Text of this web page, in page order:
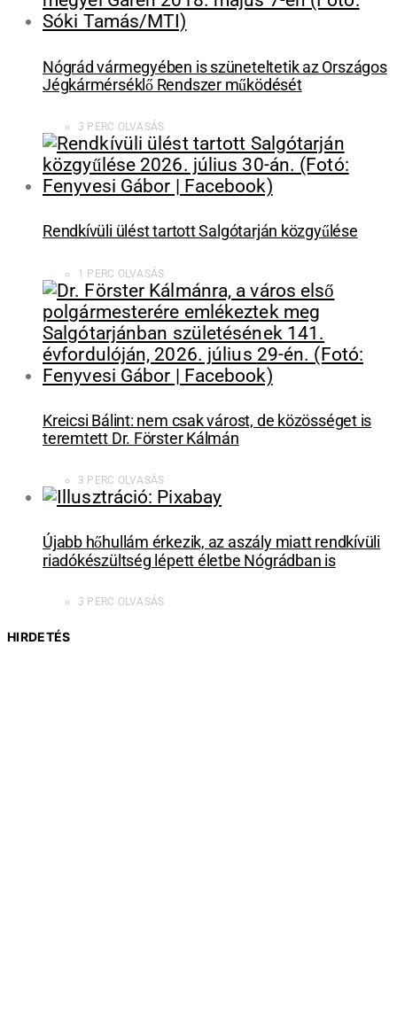
Nógrád vármegyében is szüneteltetik az Országos
Jégkármérséklő Rendszer működését
3 PERC OLVASÁS
Rendkívüli ülést tartott Salgótarján közgyűlése
1 PERC OLVASÁS
Kreicsi Bálint: nem csak várost, de közösséget is
teremtett Dr. Förster Kálmán
3 PERC OLVASÁS
Újabb hőhullám érkezik, az aszály miatt rendkívüli
riadókészültség lépett életbe Nógrádban is
3 PERC OLVASÁS
HIRDETÉS